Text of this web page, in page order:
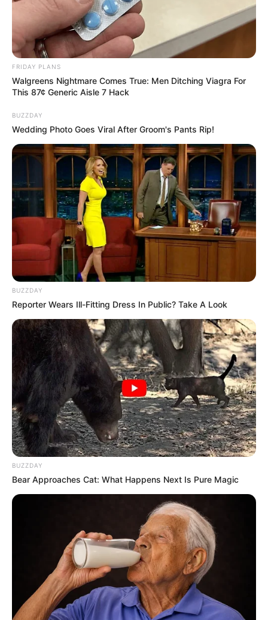
Over 50 And Struggling With Knee Stiffness? Don't
Miss This
FORGE BODY
แนะนำ
ดูดวง
ดูเพิ่มเติม
ดูดวง
เบอร์โทร คน Keep look เป๊ะทุกมุมดูดี
ทุกองศา คุณล่ะมีเลขคู่นี้ไหม
ดูดวง
วันที่ 1 ส.ค. 2569 วันคล้ายวันสำเร็จ
มรรคผลพระโพธิสัตว์กวนอิม
เพื่อการนำเสนอเนื้อหาที่ดี รวมถึงการจัดการข้อมูลส่วนบุคคล เพื่อให้คุณได้รับ
ประสบการณ์ที่ดีบนบริการของเว็บไซต์เรา หากคุณใช้บริการเว็บไซต์นี้ต่อไปโดย
ไม่มีการปรับตั้งค่าใดๆนั้น แสดงว่าคุณยอมรับนโยบายคุกกี้และนโยบายส่วน
ยอมรับ เรียนรู้เพิ่มเติม
FRIDAY PLANS
Walgreens Nightmare Comes True: Men Ditching Viagra For
This 87¢ Generic Aisle 7 Hack
BUZZDAY
Wedding Photo Goes Viral After Groom's Pants Rip!
BUZZDAY
Reporter Wears Ill-Fitting Dress In Public? Take A Look
BUZZDAY
Bear Approaches Cat: What Happens Next Is Pure Magic